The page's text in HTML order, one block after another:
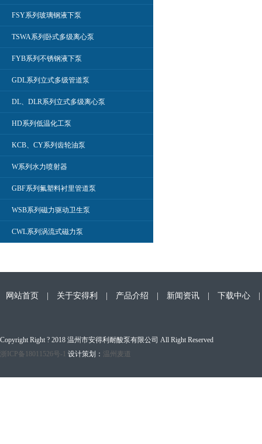
FSY系列玻璃钢液下泵
TSWA系列卧式多级离心泵
FYB系列不锈钢液下泵
GDL系列立式多级管道泵
DL、DLR系列立式多级离心泵
HD系列低温化工泵
KCB、CY系列齿轮油泵
W系列水力喷射器
GBF系列氟塑料衬里管道泵
WSB系列磁力驱动卫生泵
CWL系列涡流式磁力泵
网站首页 关于安得利 产品介绍 新闻资讯 下载中心
Copyright Right ? 2018 温州市安得利耐酸泵有限公司 All Right Reserved
浙ICP备18011526号-1
设计策划： 温州麦道